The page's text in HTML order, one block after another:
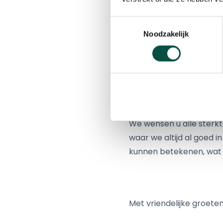
Noodzakelijk
mocht u wel kans zien
ons dan weten. Via
Lonneke en Fleur van
de voortgang. Dus volg
We mailen de groep
concrete updates als
We wensen u alle
waar we altijd al goed
kunnen betekenen,
Met vriendelijke